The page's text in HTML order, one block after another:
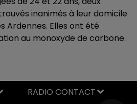
inanimés à leur domicile
Ardennes. Elles ont été
au monoxyde de carbone.
RADIO CONTACT